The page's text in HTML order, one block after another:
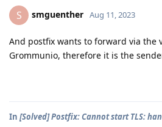
S smguenther Aug 11, 2023
And postfix wants to forward via the
Grommunio, therefore it is the
In [Solved] Postfix: Cannot start TLS: